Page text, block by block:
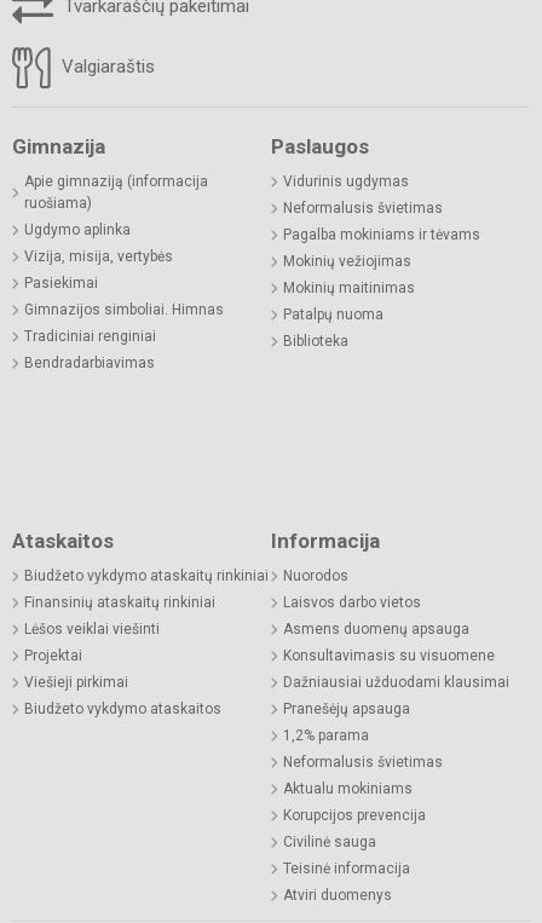
Tvarkaraščių pakeitimai
Valgiaraštis
Gimnazija
Apie gimnaziją (informacija
ruošiama)
Ugdymo aplinka
Vizija, misija, vertybės
Pasiekimai
Gimnazijos simboliai. Himnas
Tradiciniai renginiai
Bendradarbiavimas
Paslaugos
Vidurinis ugdymas
Neformalusis švietimas
Pagalba mokiniams ir tėvams
Mokinių vežiojimas
Mokinių maitinimas
Patalpų nuoma
Biblioteka
Ataskaitos
Biudžeto vykdymo ataskaitų rinkiniai
Finansinių ataskaitų rinkiniai
Lėšos veiklai viešinti
Projektai
Viešieji pirkimai
Biudžeto vykdymo ataskaitos
Informacija
Nuorodos
Laisvos darbo vietos
Asmens duomenų apsauga
Konsultavimasis su visuomene
Dažniausiai užduodami klausimai
Pranešėjų apsauga
1,2% parama
Neformalusis švietimas
Aktualu mokiniams
Korupcijos prevencija
Civilinė sauga
Teisinė informacija
Atviri duomenys